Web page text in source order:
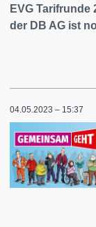
EVG Tarifrunde
der DB AG ist
04.05.2023 – 15:37